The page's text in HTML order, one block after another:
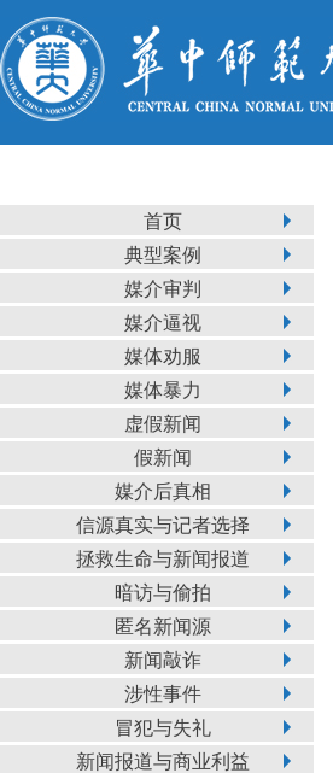
首页
典型案例
媒介审判
媒介逼视
媒体劝服
媒体暴力
虚假新闻
假新闻
媒介后真相
信源真实与记者选择
拯救生命与新闻报道
暗访与偷拍
匿名新闻源
新闻敲诈
涉性事件
冒犯与失礼
新闻报道与商业利益